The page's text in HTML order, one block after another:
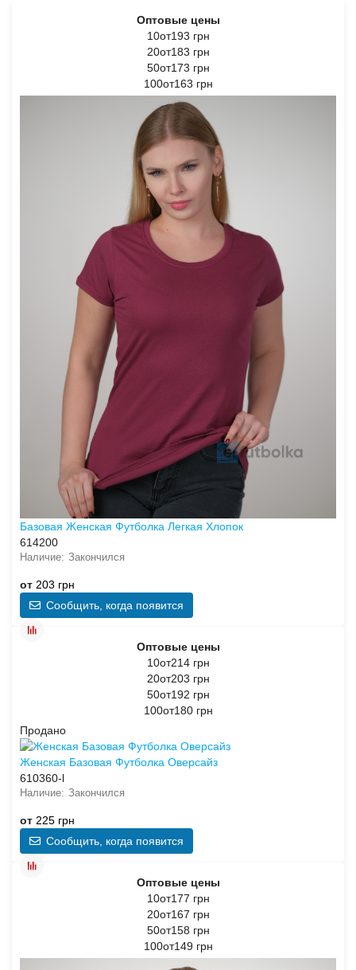
Оптовые цены
10от193 грн
20от183 грн
50от173 грн
100от163 грн
Базовая Женская Футболка Легкая Хлопок
614200
Закончился
от 203 грн
Сообщить, когда появится
Оптовые цены
10от214 грн
20от203 грн
50от192 грн
100от180 грн
Продано
Женская Базовая Футболка Оверсайз
610360-l
Закончился
от 225 грн
Сообщить, когда появится
Оптовые цены
10от177 грн
20от167 грн
50от158 грн
100от149 грн